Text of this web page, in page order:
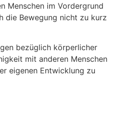
Menschen im Vordergrund
die Bewegung nicht zu kurz
bezüglich körperlicher
mit anderen Menschen
eigenen Entwicklung zu